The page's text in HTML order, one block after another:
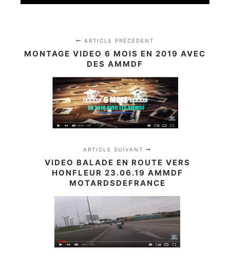
ARTICLE PRÉCÉDENT
MONTAGE VIDEO 6 MOIS EN 2019 AVEC
DES AMMDF
ARTICLE SUIVANT
VIDEO BALADE EN ROUTE VERS
HONFLEUR 23.06.19 AMMDF
MOTARDSDEFRANCE